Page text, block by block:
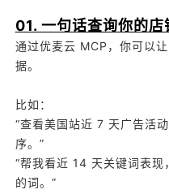
01. 一句话查询你的店
通过优麦云 MCP，你可以
据。
比如：
“查看美国站近 7 天广告活
序。”
“帮我看近 14 天关键词表
的词。”